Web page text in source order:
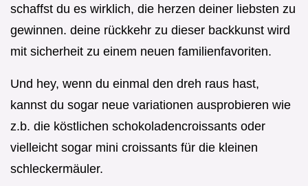
schaffst du es wirklich, die herzen deiner liebsten zu
gewinnen. deine rückkehr zu dieser backkunst wird
mit sicherheit zu einem neuen familienfavoriten.
Und hey, wenn du einmal den dreh raus hast,
kannst du sogar neue variationen ausprobieren wie
z.b. die köstlichen schokoladencroissants oder
vielleicht sogar mini croissants für die kleinen
schleckermäuler.